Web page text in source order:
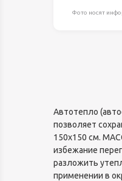
Фото носят
Автотепло
позволяет
150x150 см.
избежание
разложить
применении в